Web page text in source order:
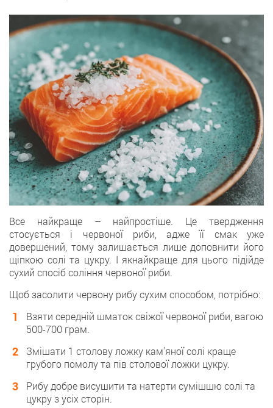
Все найкраще – найпростіше. Це твердження
стосується і червоної риби, адже її смак уже
довершений, тому залишається лише доповнити його
щіпкою солі та цукру. І якнайкраще для цього підійде
сухий спосіб соління червоної риби.
Щоб засолити червону рибу сухим способом, потрібно:
Взяти середній шматок свіжої червоної риби, вагою
500-700 грам.
Змішати 1 столову ложку кам’яної солі краще
грубого помолу та пів столової ложки цукру.
Рибу добре висушити та натерти сумішшю солі та
цукру з усіх сторін.